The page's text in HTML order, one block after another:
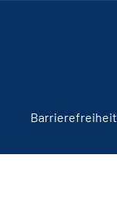
Barrierefreiheit